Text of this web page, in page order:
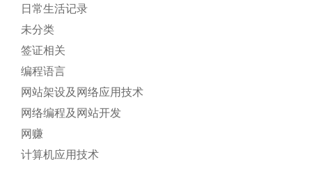
日常生活记录
未分类
签证相关
编程语言
网站架设及网络应用技术
网络编程及网站开发
网赚
计算机应用技术